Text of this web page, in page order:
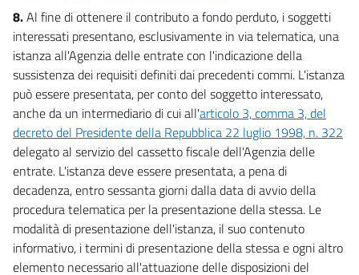
8.Al fine di ottenere il contributo a fondo perduto, i soggetti
interessati presentano, esclusivamente in via telematica, una
istanza all'Agenzia delle entrate con l'indicazione della
sussistenza dei requisiti definiti dai precedenti commi. L'istanza
può essere presentata, per conto del soggetto interessato,
anche da un intermediario di cui all'articolo 3, comma 3, del
decreto del Presidente della Repubblica 22 luglio 1998, n. 322
delegato al servizio del cassetto fiscale dell'Agenzia delle
entrate. L'istanza deve essere presentata, a pena di
decadenza, entro sessanta giorni dalla data di avvio della
procedura telematica per la presentazione della stessa. Le
modalità di presentazione dell'istanza, il suo contenuto
informativo, i termini di presentazione della stessa e ogni altro
elemento necessario all'attuazione delle disposizioni del